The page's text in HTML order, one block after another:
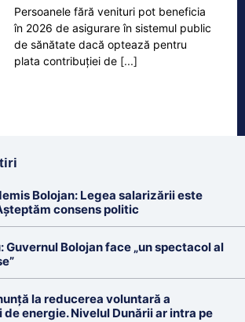
Persoanele fără venituri pot beneficia
în 2026 de asigurare în sistemul public
de sănătate dacă optează pentru
plata contribuției de [...]
Bolojan: Legea salarizării este
consens politic
Guvernul Bolojan face „un spectacol al
la reducerea voluntară a
de energie. Nivelul Dunării ar intra pe